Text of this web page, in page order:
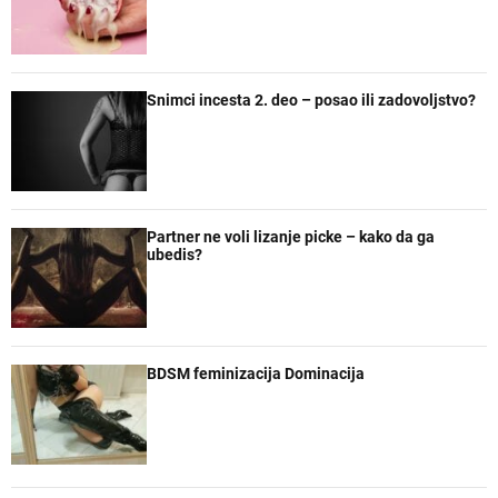
Snimci incesta 2. deo – posao ili zadovoljstvo?
Partner ne voli lizanje picke – kako da ga
ubedis?
BDSM feminizacija Dominacija